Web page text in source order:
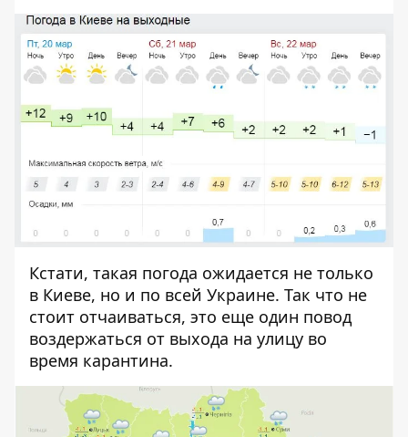
Кстати, такая погода ожидается не только
в Киеве, но и по всей Украине. Так что не
стоит отчаиваться, это еще один повод
воздержаться от выхода на улицу во
время карантина.